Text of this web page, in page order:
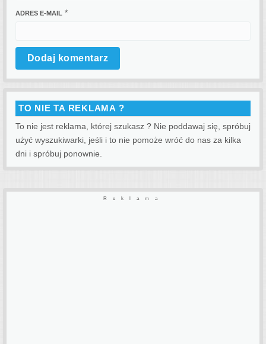
ADRES E-MAIL *
TO NIE TA REKLAMA ?
To nie jest reklama, której szukasz ? Nie poddawaj się, spróbuj
użyć wyszukiwarki, jeśli i to nie pomoże wróć do nas za kilka
dni i spróbuj ponownie.
Reklama